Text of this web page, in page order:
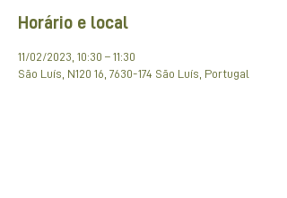
Horário e local
11/02/2023, 10:30 – 11:30
São Luís, N120 16, 7630-174 São Luís, Portugal